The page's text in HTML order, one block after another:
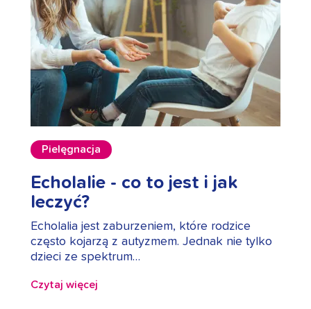
Pielęgnacja
Echolalie - co to jest i jak
leczyć?
Echolalia jest zaburzeniem, które rodzice
często kojarzą z autyzmem. Jednak nie tylko
dzieci ze spektrum…
Czytaj więcej